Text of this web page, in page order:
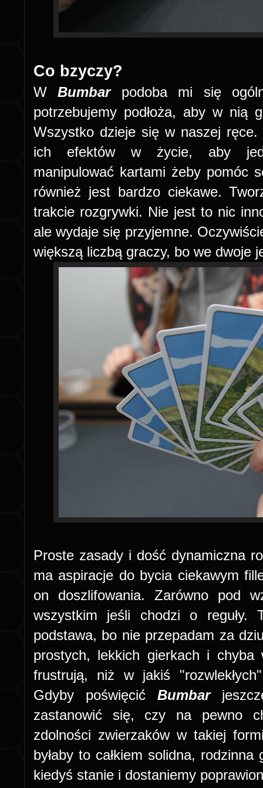
Co bzyczy?
WBumbar podoba mi się
potrzebujemy podłoża, aby w nią
Wszystko dzieje się w naszej
ich efektów w życie, aby
manipulować kartami żeby pomóc
również jest bardzo ciekawe.
trakcie rozgrywki. Nie jest to nic
ale wydaje się przyjemne.
większą liczbą graczy, bo we dwoje
Proste zasady i dość dynamiczna
ma aspiracje do bycia ciekawym
on doszlifowania. Zarówno pod
wszystkim jeśli chodzi o
podstawa, bo nie przepadam za
prostych, lekkich gierkach i
frustrują, niż w jakiś
Gdyby poświęcić Bumbar
zastanowić się, czy na pewno
zdolności zwierzaków w takiej
byłaby to całkiem solidna,
kiedyś stanie i dostaniemy